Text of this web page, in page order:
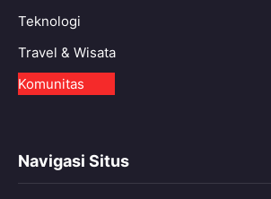
Teknologi
Travel & Wisata
Komunitas
Navigasi Situs